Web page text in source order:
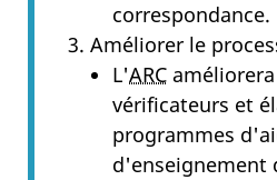
correspondance.
3. Améliorer le
L'ARC
vérificateurs et
programmes
d'enseignement